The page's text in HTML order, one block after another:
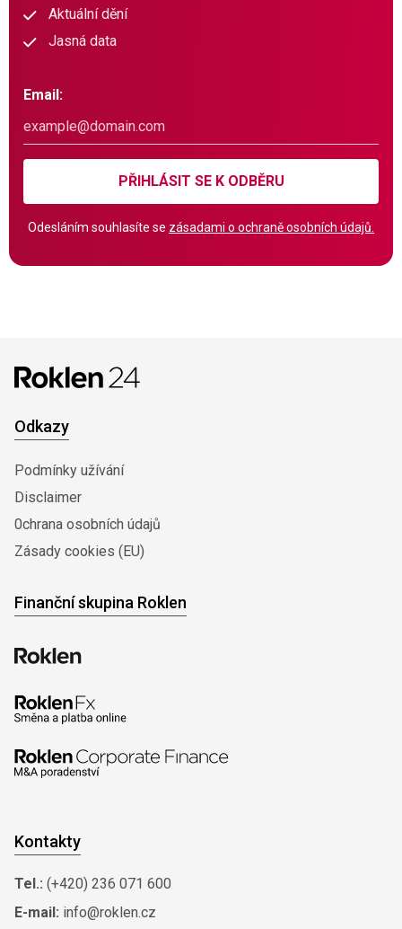
Aktuální dění
Jasná data
Email:
PŘIHLÁSIT SE K ODBĚRU
Odesláním souhlasíte se zásadami o ochraně osobních údajů.
Odkazy
Podmínky užívání
Disclaimer
0chrana osobních údajů
Zásady cookies (EU)
Finanční skupina Roklen
Kontakty
Tel.: (+420) 236 071 600
E-mail: info@roklen.cz